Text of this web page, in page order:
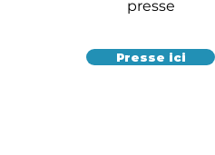
presse
Presse ici